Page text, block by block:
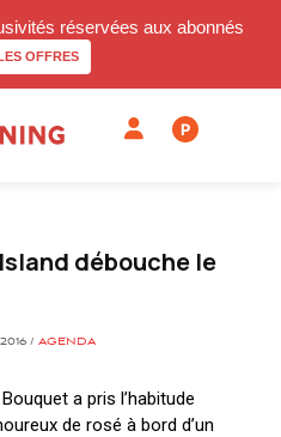
réservées aux abonnés
OFFRES
P
débouche le
/ AGENDA
a pris l’habitude
de rosé à bord d’un